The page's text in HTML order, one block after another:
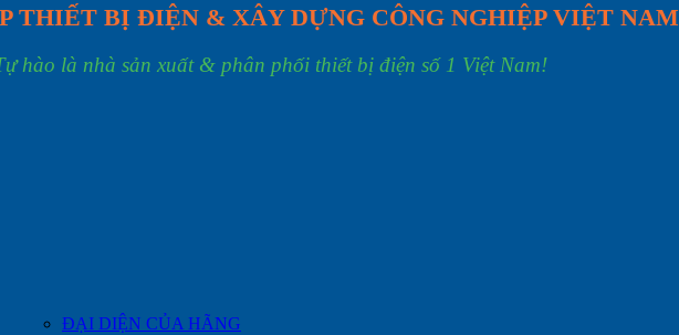
THIẾT BỊ ĐIỆN & XÂY DỰNG CÔNG NGHIỆP VIỆT NAM
hào là nhà sản xuất & phân phối thiết bị điện số 1 Việt Nam!
ĐẠI DIỆN CỦA HÃNG